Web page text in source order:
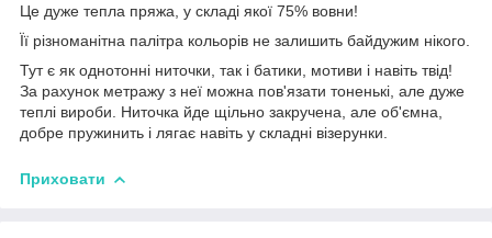
Це дуже тепла пряжа, у складі якої 75% вовни!
Її різноманітна палітра кольорів не залишить байдужим нікого.
Тут є як однотонні ниточки, так і батики, мотиви і навіть твід!
За рахунок метражу з неї можна пов'язати тоненькі, але дуже
теплі вироби. Ниточка йде щільно закручена, але об'ємна,
добре пружинить і лягає навіть у складні візерунки.
Приховати